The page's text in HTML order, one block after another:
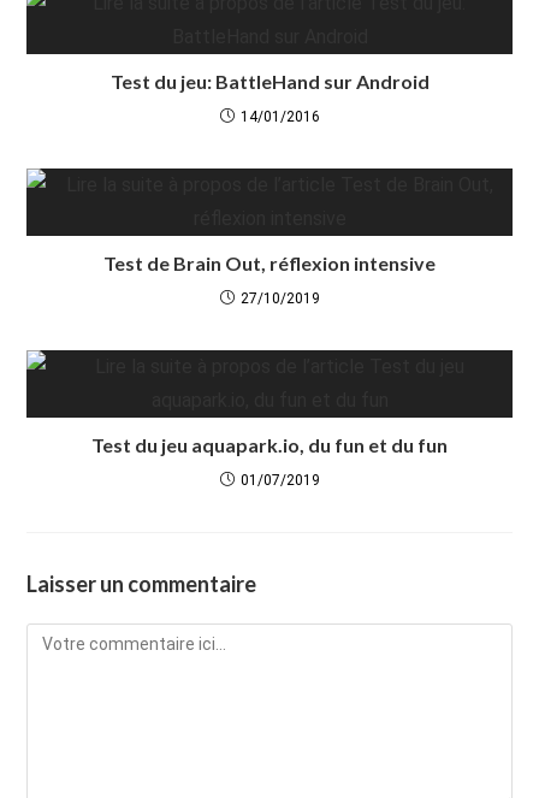
Test du jeu: BattleHand sur Android
14/01/2016
Test de Brain Out, réflexion intensive
27/10/2019
Test du jeu aquapark.io, du fun et du fun
01/07/2019
Laisser un commentaire
Comment